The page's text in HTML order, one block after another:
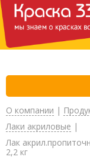
О компании |
Лаки акриловые |
Лак
2,2 кг